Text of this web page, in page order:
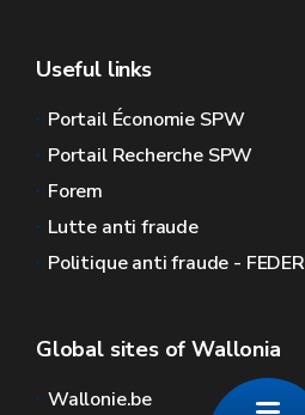
Useful links
Portail Économie SPW
Portail Recherche SPW
Forem
Lutte anti fraude
Politique anti fraude - FEDER
Global sites of Wallonia
Wallonie.be